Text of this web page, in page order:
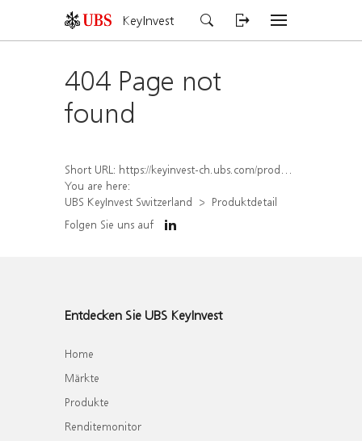
KeyInvest
404 Page not
found
Short URL: https://keyinvest-ch.ubs.com/produkt/detail/index/isin/CH1572294002
You are here:
UBS KeyInvest Switzerland
Produktdetail
Folgen Sie uns auf
Entdecken Sie UBS KeyInvest
Home
Märkte
Produkte
Renditemonitor